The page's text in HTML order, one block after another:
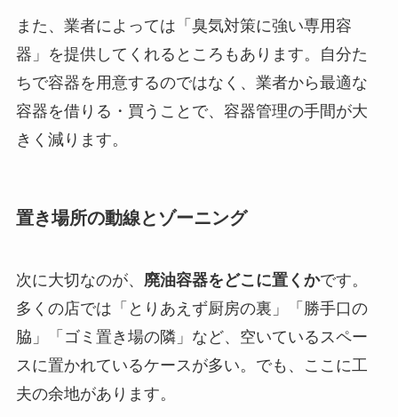
また、業者によっては「臭気対策に強い専用容
器」を提供してくれるところもあります。自分た
ちで容器を用意するのではなく、業者から最適な
容器を借りる・買うことで、容器管理の手間が大
きく減ります。
置き場所の動線とゾーニング
次に大切なのが、 廃油容器をどこに置くかです。
多くの店では「とりあえず厨房の裏」「勝手口の
脇」「ゴミ置き場の隣」など、空いているスペー
スに置かれているケースが多い。でも、ここに工
夫の余地があります。